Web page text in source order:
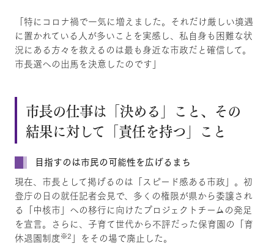
「特にコロナ禍で一気に増えました。それだけ厳しい境遇
に置かれている人が多いことを実感し、私自身も困難な状
況にある方々を救えるのは最も身近な市政だと確信して。
市長選への出馬を決意したのです」
市長の仕事は「決める」こと、その
結果に対して「責任を持つ」こと
目指すのは市民の可能性を広げるまち
現在、市長として掲げるのは「スピード感ある市政」。初
登庁の日の就任記者会見で、多くの権限が県から委譲され
る「中核市」への移行に向けたプロジェクトチームの発足
を宣言。さらに、子育て世代から不評だった保育園の「育
休退園制度※2 」をその場で廃止した。